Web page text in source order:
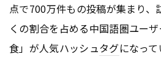
点で700万件もの投稿が集まり、
くの割合を占める中国語圏ユー
食」が人気ハッシュタグになって